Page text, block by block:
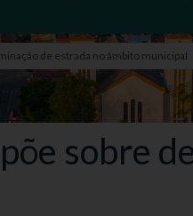
de estrada no âmbito municipal
sobre